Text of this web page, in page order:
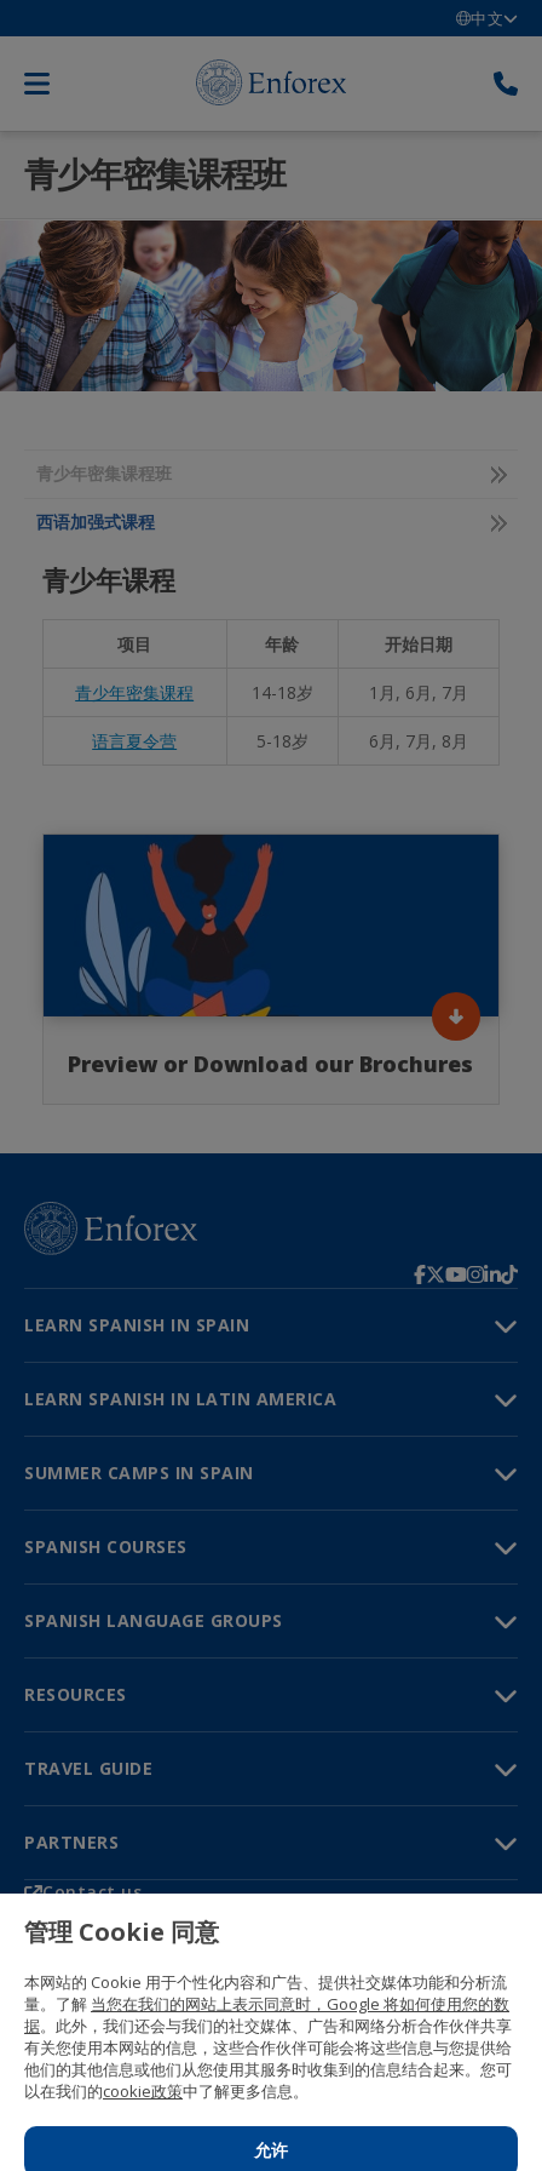
中文
青少年密集课程班
青少年密集课程班
西语加强式课程
青少年课程
项目 年龄 开始日期
青少年密集课程 14-18岁 1月, 6月, 7月
语言夏令营 5-18岁 6月, 7月, 8月
Preview or Download our Brochures
LEARN SPANISH IN SPAIN
LEARN SPANISH IN LATIN AMERICA
SUMMER CAMPS IN SPAIN
SPANISH COURSES
SPANISH LANGUAGE GROUPS
RESOURCES
TRAVEL GUIDE
PARTNERS
Contact us
Prices & brochures
(+34) 91 594 37 76
28002 Madrid, Spain
Sitemap
General conditions
Privacy policy
Cookie policy
© 1989 -2026 Ideal Education Group S.L.
(CIF B-79946729) All rights reserved.
Legal notice
管理 Cookie 同意
本网站的 Cookie 用于个性化内容和广告、提供社交媒体功能和分析流
量。了解 当您在我们的网站上表示同意时，Google 将如何使用您的数
据。此外，我们还会与我们的社交媒体、广告和网络分析合作伙伴共享
有关您使用本网站的信息，这些合作伙伴可能会将这些信息与您提供给
他们的其他信息或他们从您使用其服务时收集到的信息结合起来。您可
以在我们的cookie政策中了解更多信息。
允许